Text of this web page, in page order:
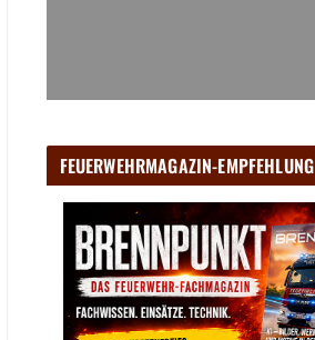
FEUERWEHRMAGAZIN-EMPFEHLUNG